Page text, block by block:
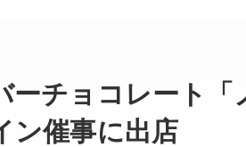
ーチョコレート
ン催事に出店